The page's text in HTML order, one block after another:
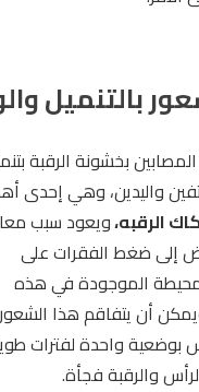
بالتنميل
بخشونة الرقبة
واليدين، وهي إحدى
الرقبه،ويعود سبب
إلى ضغط الفقرات على
الموجودة في هذه
أن يتفاقم هذا
بوضعية واحدة لفترات
والرقبة فجأة.